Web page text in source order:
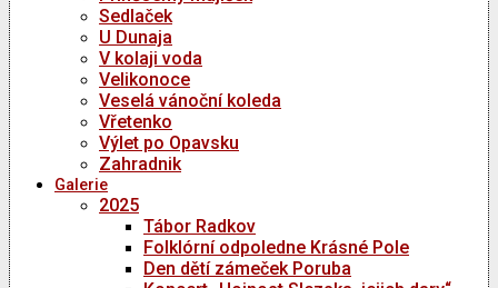
Sedlaček
U Dunaja
V kolaji voda
Velikonoce
Veselá vánoční koleda
Vřetenko
Výlet po Opavsku
Zahradnik
Galerie
2025
Tábor Radkov
Folklórní odpoledne Krásné Pole
Den dětí zámeček Poruba